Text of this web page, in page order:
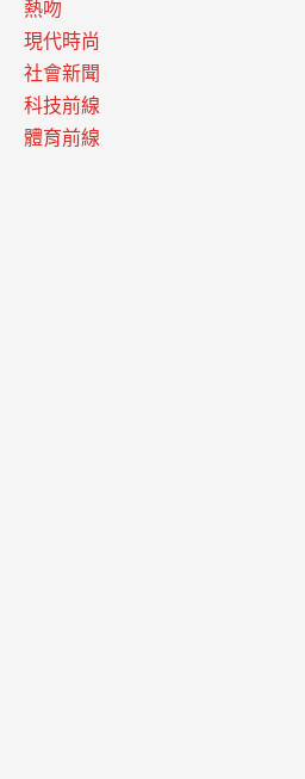
熱吻
現代時尚
社會新聞
科技前線
體育前線